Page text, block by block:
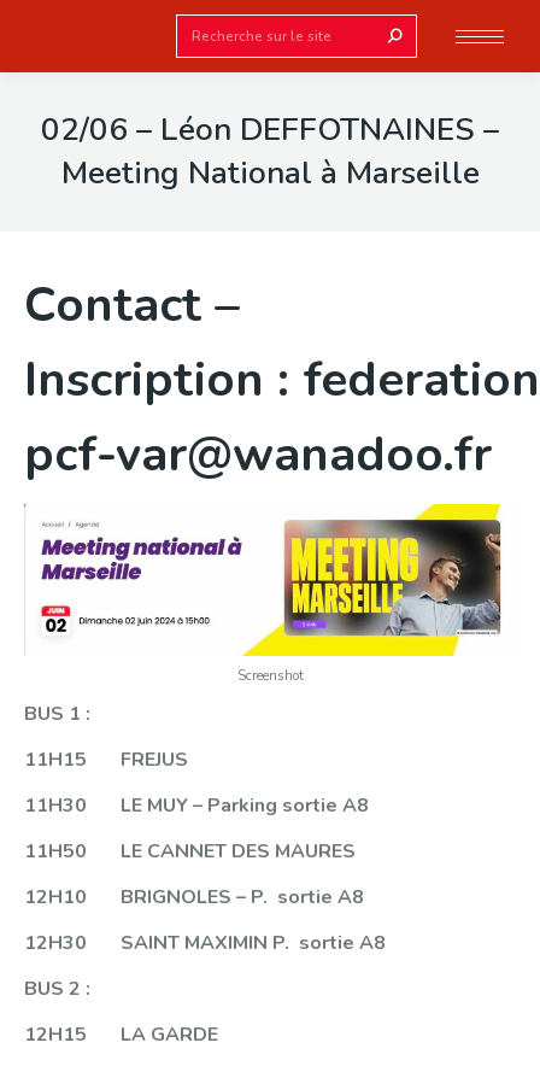
Search:
02/06 – Léon DEFFOTNAINES –
Meeting National à Marseille
Contact –
Inscription :
pcf-var@wanadoo.fr
Screenshot
BUS 1 :
11H15 FREJUS
11H30 LE MUY– Parking sortie A8
11H50 LE CANNET DES MAURES
12H10 BRIGNOLES – P. sortie A8
12H30 SAINT MAXIMIN P. sortie A8
BUS 2 :
12H15 LA GARDE